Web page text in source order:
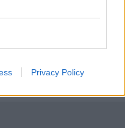
Privacy Policy
alla